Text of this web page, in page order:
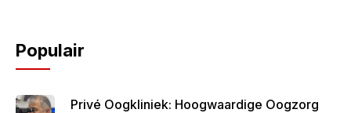
Populair
Privé Oogkliniek: Hoogwaardige Oogzorg